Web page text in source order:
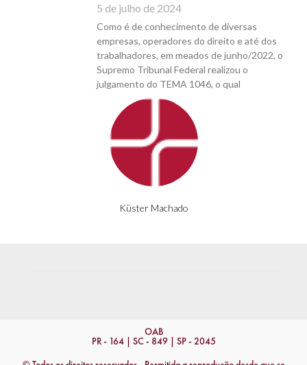
Küster Machado
5 de julho de 2024
Como é de conhecimento de diversas
empresas, operadores do direito e até dos
trabalhadores, em meados de junho/2022, o
Supremo Tribunal Federal realizou o
julgamento do TEMA 1046, o qual
OAB
PR - 164 | SC - 849 | SP - 2045